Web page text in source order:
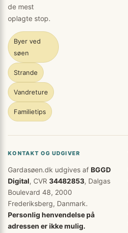
de mest
oplagte stop.
Byer ved
søen
Strande
Vandreture
Familietips
KONTAKT OG UDGIVER
Gardasøen.dk udgives af BGGD
Digital, CVR 34482853, Dalgas
Boulevard 48, 2000
Frederiksberg, Danmark.
Personlig henvendelse på
adressen er ikke mulig.